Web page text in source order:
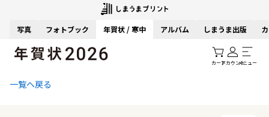
写真 フォトブック 年賀状 / 寒中 アルバム しまうま出版
カートアカウントメニュー
一覧へ戻る